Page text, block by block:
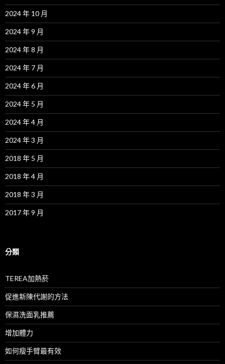
2024 年 10 月
2024 年 9 月
2024 年 8 月
2024 年 7 月
2024 年 6 月
2024 年 5 月
2024 年 4 月
2024 年 3 月
2018 年 5 月
2018 年 4 月
2018 年 3 月
2017 年 9 月
分類
TEREA加熱菸
促進新陳代謝的方法
保濕洗面乳推薦
增加體力
如何瘦手臂最有效